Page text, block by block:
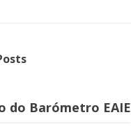
do Barómetro EAIE